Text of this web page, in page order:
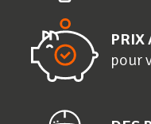
PRIX
pour